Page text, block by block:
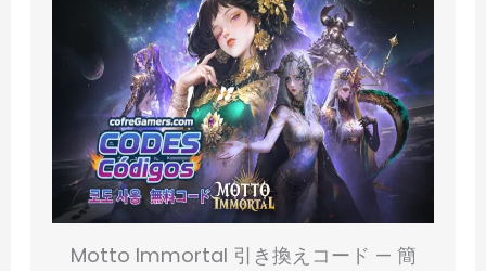
Motto Immortal 引き換えコード — 簡